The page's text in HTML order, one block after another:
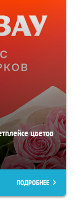
цветов
ПОДРОБНЕЕ